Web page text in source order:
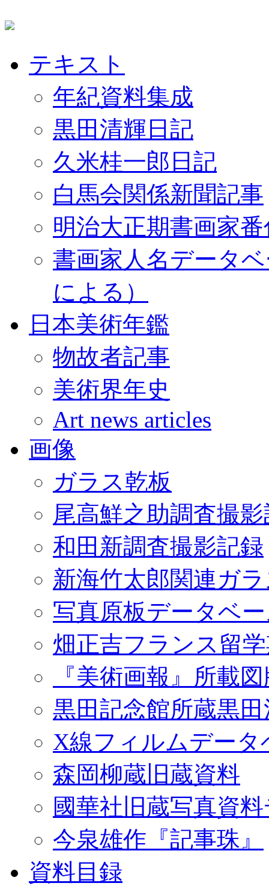
テキスト
年紀資料集成
黒田清輝日記
久米桂一郎日記
白馬会関係新聞記事
明治大正期書画家
書画家人名データ
による）
日本美術年鑑
物故者記事
美術界年史
Art news articles
画像
ガラス乾板
尾高鮮之助調査撮
和田新調査撮影記録
新海竹太郎関連ガ
写真原板データベ
畑正吉フランス留
『美術画報』所載
黒田記念館所蔵黒
X線フィルムデータ
森岡柳蔵旧蔵資料
國華社旧蔵写真資
今泉雄作『記事珠』
資料目録